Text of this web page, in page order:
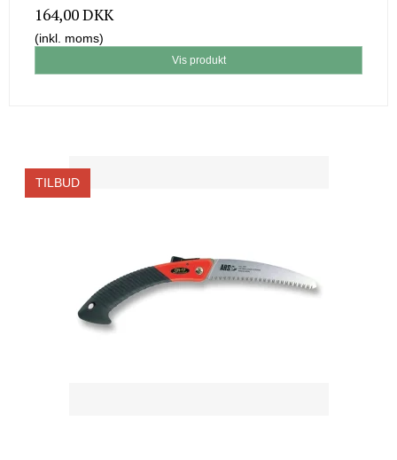
164,00 DKK
(inkl. moms)
Vis produkt
TILBUD